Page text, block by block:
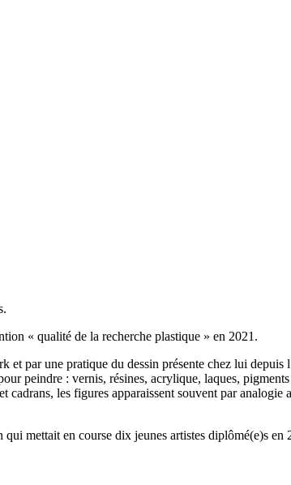
« qualité de la recherche plastique » en 2021.
par une pratique du dessin présente chez lui
peindre : vernis, résines, acrylique, laques,
cadrans, les figures apparaissent souvent par
qui mettait en course dix jeunes artistes diplômé(e)s